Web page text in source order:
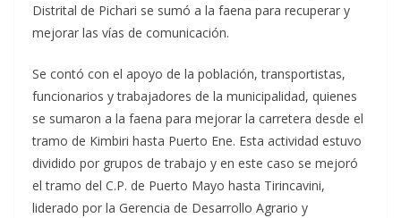
Distrital de Pichari se sumó a la faena para recuperar y
mejorar las vías de comunicación.
Se contó con el apoyo de la población, transportistas,
funcionarios y trabajadores de la municipalidad, quienes
se sumaron a la faena para mejorar la carretera desde el
tramo de Kimbiri hasta Puerto Ene. Esta actividad estuvo
dividido por grupos de trabajo y en este caso se mejoró
el tramo del C.P. de Puerto Mayo hasta Tirincavini,
liderado por la Gerencia de Desarrollo Agrario y